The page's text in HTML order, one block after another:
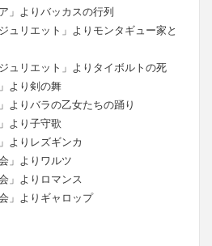
」よりバッカスの行列
ュリエット」よりモンタギュー家と
ュリエット」よりタイボルトの死
より剣の舞
よりバラの乙女たちの踊り
より子守歌
よりレズギンカ
」よりワルツ
」よりロマンス
」よりギャロップ